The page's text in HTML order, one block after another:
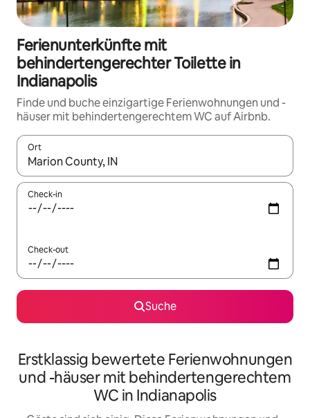
Ferienunterkünfte mit
behindertengerechter Toilette in
Indianapolis
Finde und buche einzigartige Ferienwohnungen und -
häuser mit behindertengerechtem WC auf Airbnb.
Ort
Wenn Ergebnisse verfügbar sind, navigiere mit den
Check-in
Check-out
Suche
Erstklassig bewertete Ferienwohnungen
und -häuser mit behindertengerechtem
WC in Indianapolis